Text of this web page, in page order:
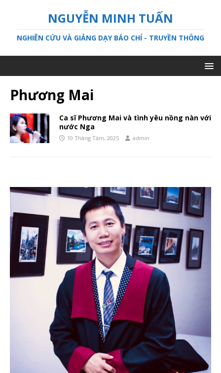
NGUYỄN MINH TUẤN
NGHIÊN CỨU VÀ GIẢNG DẠY BÁO CHÍ - TRUYỀN THÔNG
Phương Mai
Ca sĩ Phương Mai và tình yêu nồng nàn với
nước Nga
10 Tháng Tám, 2025 admin